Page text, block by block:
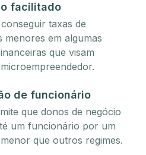
facilitado
taxas de
menores em algumas
que visam
de funcionário
que donos de negócio
um funcionário por um
que outros regimes.